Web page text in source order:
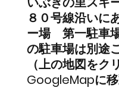
８０号線沿いに
ー場　第一駐車
の駐車場は別途
（上の地図をク
GoogleMapに移